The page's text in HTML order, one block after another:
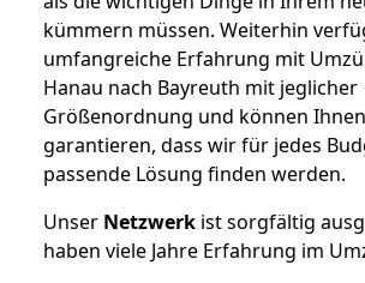
kümmern müssen. Weiterhin
umfangreiche Erfahrung mit
Hanau nach Bayreuth mit jeglicher
Größenordnung und können
garantieren, dass wir für jedes
passende Lösung finden werden.
Unser Netzwerk ist sorgfältig
haben viele Jahre Erfahrung im